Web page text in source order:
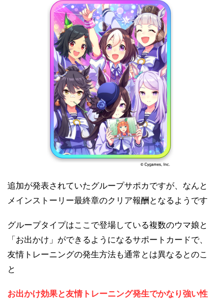
追加が発表されていたグループサポカですが、なんと
メインストーリー最終章のクリア報酬となるようです
グループタイプはここで登場している複数のウマ娘と
「お出かけ」ができるようになるサポートカードで、
友情トレーニングの発生方法も通常とは異なるとのこ
と
お出かけ効果と友情トレーニング発生でかなり強い性